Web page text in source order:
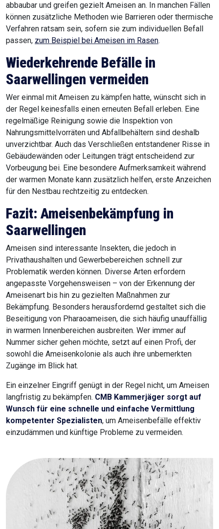
abbaubar und greifen gezielt Ameisen an. In manchen Fällen
können zusätzliche Methoden wie Barrieren oder thermische
Verfahren ratsam sein, sofern sie zum individuellen Befall
passen, zum Beispiel bei Ameisen im Rasen.
Wiederkehrende Befälle in
Saarwellingen vermeiden
Wer einmal mit Ameisen zu kämpfen hatte, wünscht sich in
der Regel keinesfalls einen erneuten Befall erleben. Eine
regelmäßige Reinigung sowie die Inspektion von
Nahrungsmittelvorräten und Abfallbehältern sind deshalb
unverzichtbar. Auch das Verschließen entstandener Risse in
Gebäudewänden oder Leitungen trägt entscheidend zur
Vorbeugung bei. Eine besondere Aufmerksamkeit während
der warmen Monate kann zusätzlich helfen, erste Anzeichen
für den Nestbau rechtzeitig zu entdecken.
Fazit: Ameisenbekämpfung in
Saarwellingen
Ameisen sind interessante Insekten, die jedoch in
Privathaushalten und Gewerbebereichen schnell zur
Problematik werden können. Diverse Arten erfordern
angepasste Vorgehensweisen – von der Erkennung der
Ameisenart bis hin zu gezielten Maßnahmen zur
Bekämpfung. Besonders herausfordernd gestaltet sich die
Beseitigung von Pharaoameisen, die sich häufig unauffällig
in warmen Innenbereichen ausbreiten. Wer immer auf
Nummer sicher gehen möchte, setzt auf einen Profi, der
sowohl die Ameisenkolonie als auch ihre unbemerkten
Zugänge im Blick hat.
Ein einzelner Eingriff genügt in der Regel nicht, um Ameisen
langfristig zu bekämpfen. CMB Kammerjäger sorgt auf
Wunsch für eine schnelle und einfache Vermittlung
kompetenter Spezialisten, um Ameisenbefälle effektiv
einzudämmen und künftige Probleme zu vermeiden.